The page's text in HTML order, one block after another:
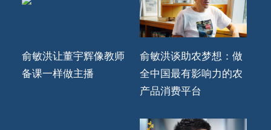
俞敏洪让董宇辉像教师
备课一样做主播
俞敏洪谈助农梦想：做
全中国最有影响力的农
产品消费平台